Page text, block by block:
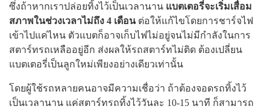
ซึ่งถ้าหากเราปล่อยทิ้งไว้เป็นเวลานาน แบตเตอรี่จะเริ่มเสื่อม
สภาพในช่วงเวลาไม่ถึง 4 เดือนต่อให้แก้ไขโดยการชาร์จไฟ
เข้าไปแค่ไหน ตัวแบตก็อาจเก็บไฟไม่อยู่จนไม่มีกำลังในการ
สตาร์ทรถเหลืออยู่อีก ส่งผลให้รถสตาร์ทไม่ติด ต้องเปลี่ยน
แบตเตอรี่เป็นลูกใหม่เพียงอย่างเดียวเท่านั้น
โดยผู้ใช้รถหลายคนอาจมีความเชื่อว่า ถ้าต้องจอดรถทิ้งไว้
เป็นเวลานาน แค่สตาร์ทรถทิ้งไว้วันละ 10-15 นาที ก็สามารถ